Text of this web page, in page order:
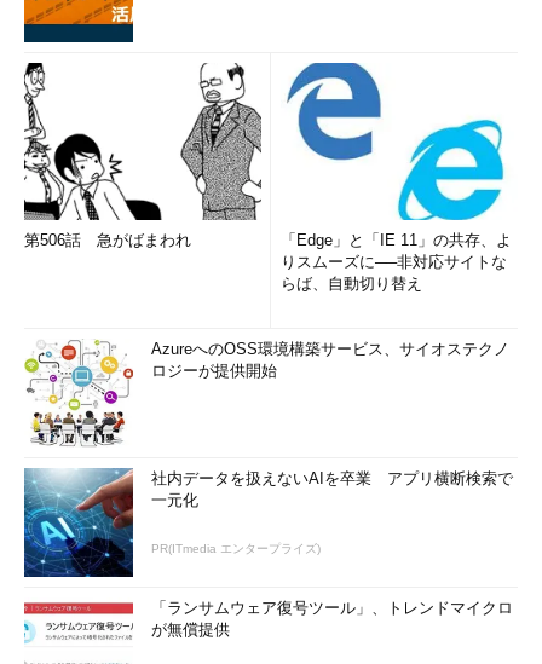
第506話 急がばまわれ
「Edge」と「IE 11」の共存、よ
りスムーズに──非対応サイトな
らば、自動切り替え
AzureへのOSS環境構築サービス、サイオステクノ
ロジーが提供開始
社内データを扱えないAIを卒業 アプリ横断検索で
一元化
PR(ITmedia エンタープライズ)
「ランサムウェア復号ツール」、トレンドマイクロ
が無償提供